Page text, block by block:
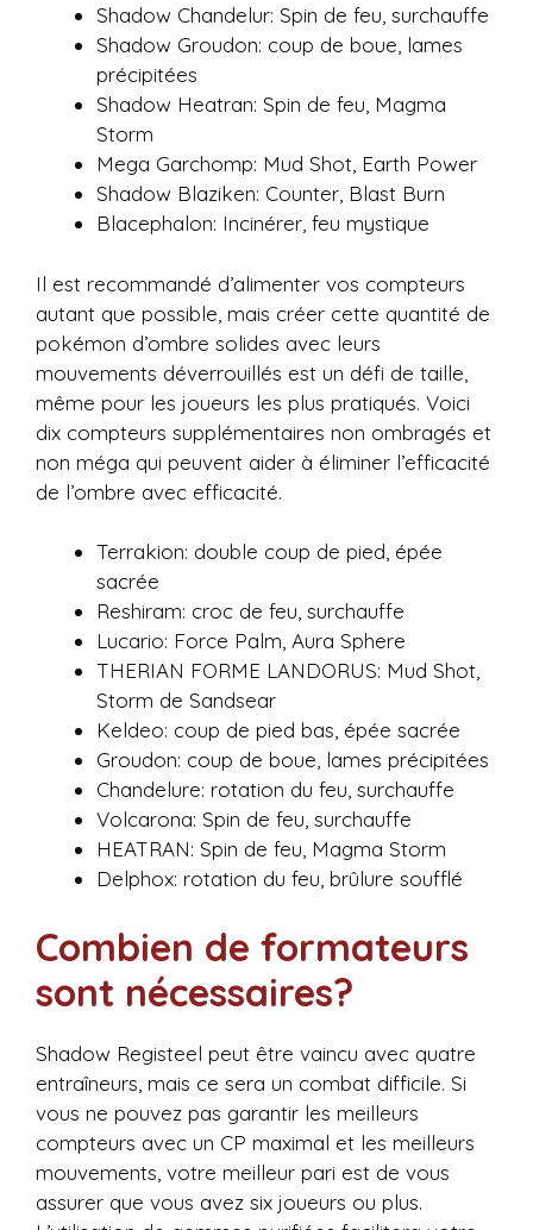
Shadow Chandelur: Spin de feu, surchauffe
Shadow Groudon: coup de boue, lames
précipitées
Shadow Heatran: Spin de feu, Magma
Storm
Mega Garchomp: Mud Shot, Earth Power
Shadow Blaziken: Counter, Blast Burn
Blacephalon: Incinérer, feu mystique
Il est recommandé d’alimenter vos compteurs
autant que possible, mais créer cette quantité de
pokémon d’ombre solides avec leurs
mouvements déverrouillés est un défi de taille,
même pour les joueurs les plus pratiqués. Voici
dix compteurs supplémentaires non ombragés et
non méga qui peuvent aider à éliminer l’efficacité
de l’ombre avec efficacité.
Terrakion: double coup de pied, épée
sacrée
Reshiram: croc de feu, surchauffe
Lucario: Force Palm, Aura Sphere
THERIAN FORME LANDORUS: Mud Shot,
Storm de Sandsear
Keldeo: coup de pied bas, épée sacrée
Groudon: coup de boue, lames précipitées
Chandelure: rotation du feu, surchauffe
Volcarona: Spin de feu, surchauffe
HEATRAN: Spin de feu, Magma Storm
Delphox: rotation du feu, brûlure soufflé
Combien de formateurs
sont nécessaires?
Shadow Registeel peut être vaincu avec quatre
entraîneurs, mais ce sera un combat difficile. Si
vous ne pouvez pas garantir les meilleurs
compteurs avec un CP maximal et les meilleurs
mouvements, votre meilleur pari est de vous
assurer que vous avez six joueurs ou plus.